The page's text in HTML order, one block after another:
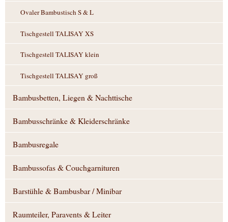
Ovaler Bambustisch S & L
Tischgestell TALISAY XS
Tischgestell TALISAY klein
Tischgestell TALISAY groß
Bambusbetten, Liegen & Nachttische
Bambusschränke & Kleiderschränke
Bambusregale
Bambussofas & Couchgarnituren
Barstühle & Bambusbar / Minibar
Raumteiler, Paravents & Leiter